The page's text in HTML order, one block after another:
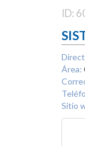
ID:
Área:
Sitio